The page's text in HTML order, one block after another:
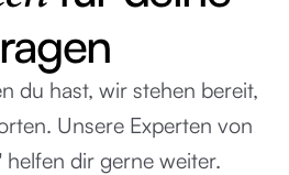
du hast, wir stehen bereit,
Unsere Experten von
helfen dir gerne weiter.